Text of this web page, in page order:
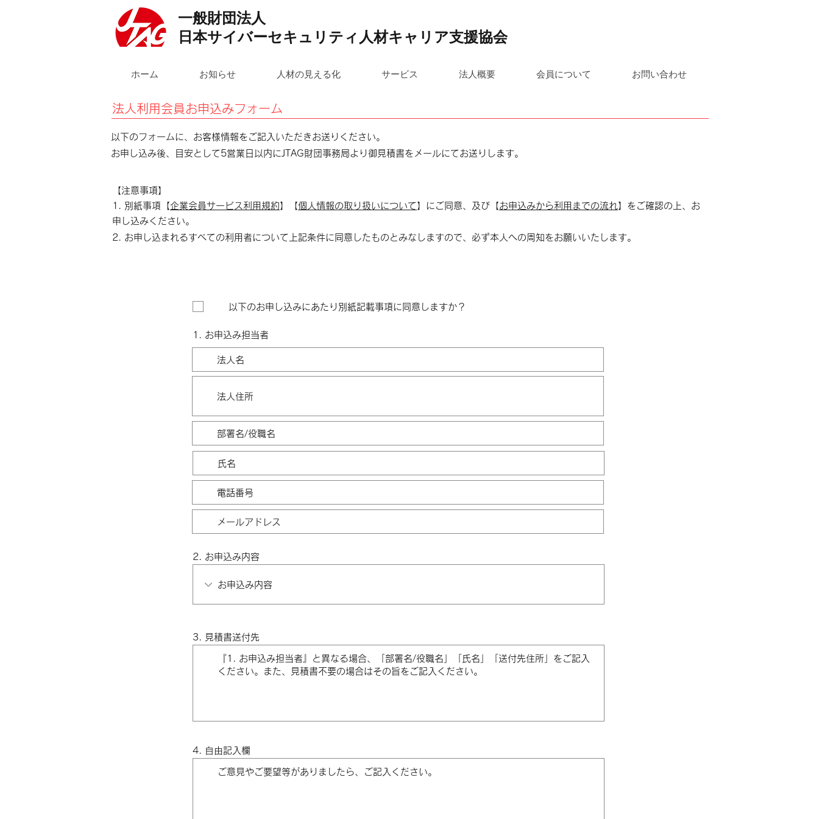
一般財団法人
日本サイバーセキュリティ人材キャリア支援協会
ホーム お知らせ 人材の見える化 サービス 法人概要 会員について お問い合わせ
法人利用会員お申込みフォーム
以下のフォームに、お客様情報をご記入いただきお送りください。
​お申し込み後、目安として5営業日以内にJTAG財団事務局より御見積書をメールにてお送りします。
【注意事項】
1. 別紙事項【 企業会員サービス利用規約 】【個人情報の取り扱いについて 】にご同意、及び【 お申込みから利用までの流れ】をご確認の上、お
申し込みください。
​2. お申し込まれるすべての利用者について上記条件に同意したものとみなしますので、必ず本人への周知をお願いいたします。
以下のお申し込みにあたり別紙記載事項に同意しますか？
1. お申込み担当者
2. お申込み内容
3. 見積書送付先
4. 自由記入欄